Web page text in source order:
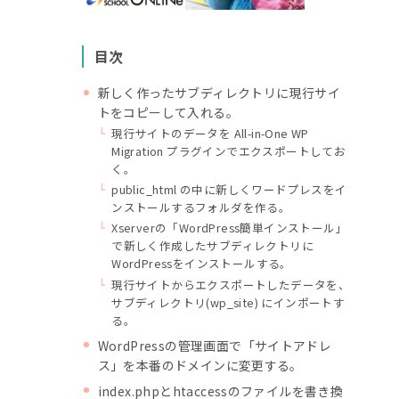
目次
新しく作ったサブディレクトリに現行サイ
トをコピーして入れる。
現行サイトのデータを All-in-One WP
Migration プラグインでエクスポートしてお
く。
public_html の中に新しくワードプレスをイ
ンストールするフォルダを作る。
Xserverの「WordPress簡単インストール」
で新しく作成したサブディレクトリに
WordPressをインストールする。
現行サイトからエクスポートしたデータを、
サブディレクトリ(wp_site) にインポートす
る。
WordPressの管理画面で「サイトアドレ
ス」を本番のドメインに変更する。
index.phpとhtaccessのファイルを書き換